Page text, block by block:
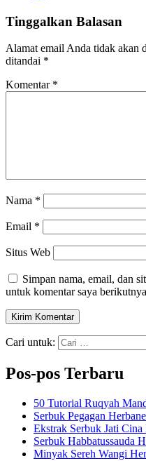
Tinggalkan Balasan
Alamat email Anda tidak akan
ditandai *
Komentar *
Nama *
Email *
Situs Web
Simpan nama, email, dan
untuk komentar saya
Cari untuk:
Pos-pos Terbaru
50 Tutorial Ruqyah
Serbuk Pegagan
Ekstrak Serbuk Jati Cina
Serbuk Habbatussauda
Minyak Sereh Wangi